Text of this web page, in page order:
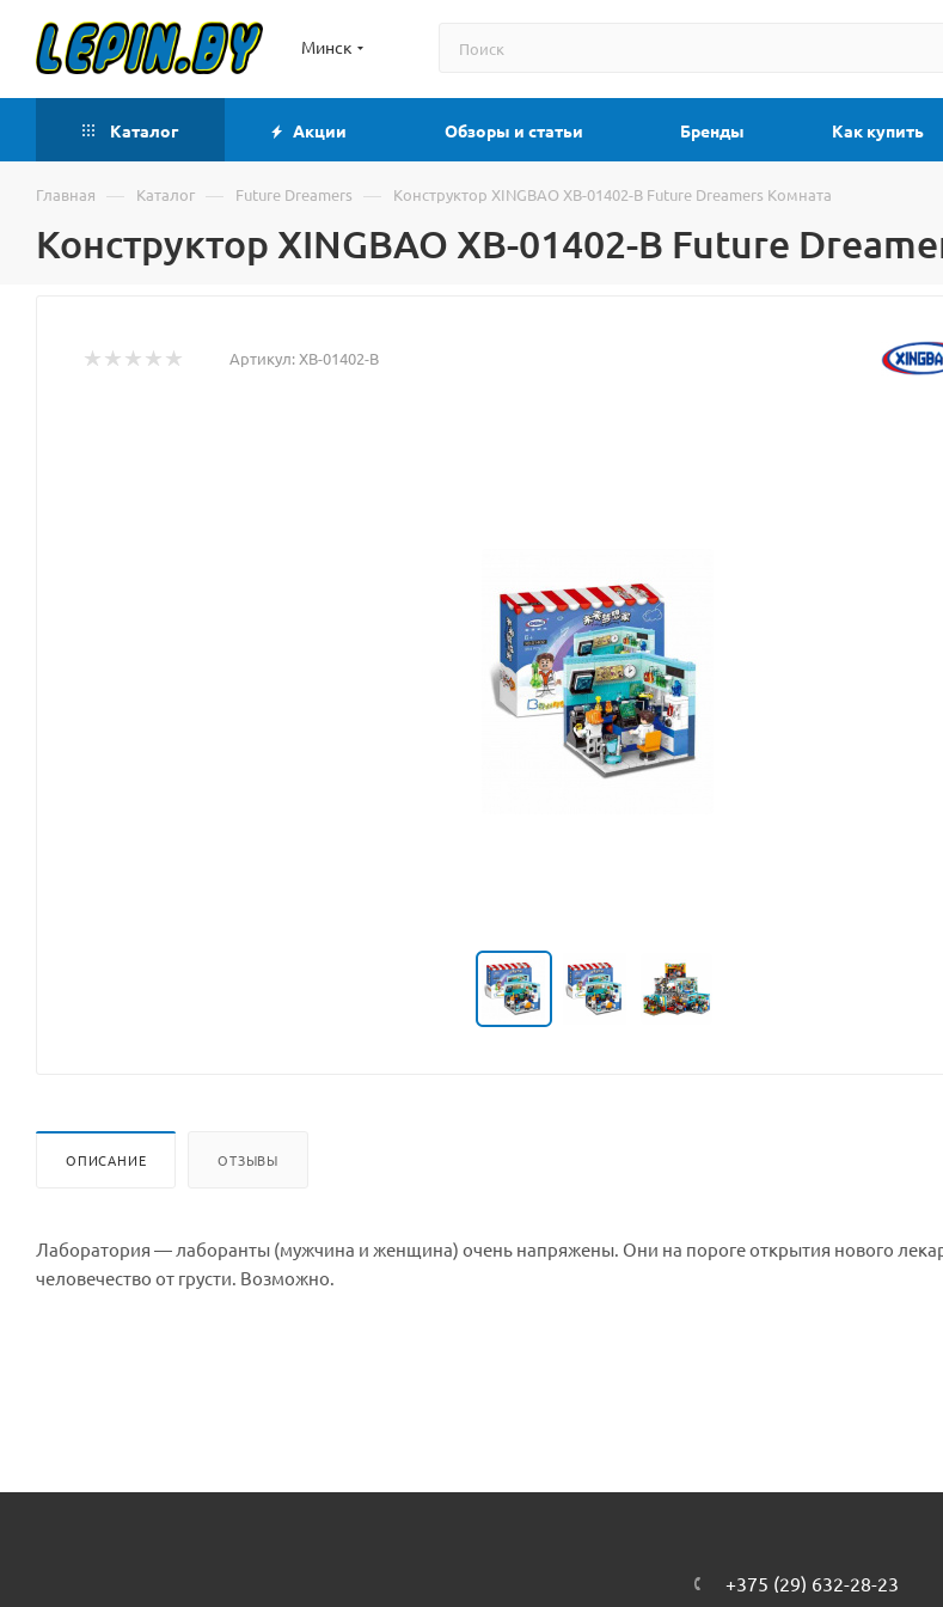
Минск
Каталог Акции Обзоры и статьи Бренды Как купить
Главная — Каталог — Future Dreamers — Конструктор XINGBAO XB-01402-B Future Dreamers Комната
Конструктор XINGBAO XB-01402-B Future
Артикул:XB-01402-B
ОПИСАНИЕ ОТЗЫВЫ
Лаборатория — лаборанты (мужчина и женщина) очень напряжены. Они на пороге открытия нового
человечество от грусти. Возможно.
+375 (29) 632-28-23